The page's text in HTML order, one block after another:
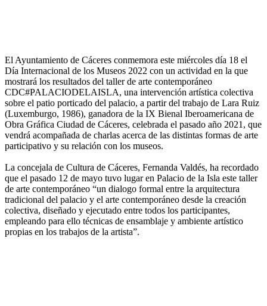
El Ayuntamiento de Cáceres conmemora este miércoles día 18 el
Día Internacional de los Museos 2022 con un actividad en la que
mostrará los resultados del taller de arte contemporáneo
CDC#PALACIODELAISLA, una intervención artística colectiva
sobre el patio porticado del palacio, a partir del trabajo de Lara Ruiz
(Luxemburgo, 1986), ganadora de la IX Bienal Iberoamericana de
Obra Gráfica Ciudad de Cáceres, celebrada el pasado año 2021, que
vendrá acompañada de charlas acerca de las distintas formas de arte
participativo y su relación con los museos.
La concejala de Cultura de Cáceres, Fernanda Valdés, ha recordado
que el pasado 12 de mayo tuvo lugar en Palacio de la Isla este taller
de arte contemporáneo “un dialogo formal entre la arquitectura
tradicional del palacio y el arte contemporáneo desde la creación
colectiva, diseñado y ejecutado entre todos los participantes,
empleando para ello técnicas de ensamblaje y ambiente artístico
propias en los trabajos de la artista”.